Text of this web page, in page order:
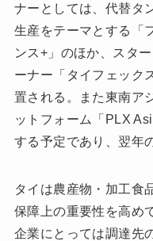
ナーとしては、代替タ
生産をテーマとする「
ンス+」のほか、スタ
ーナー「タイフェック
置される。また東南ア
ットフォーム「PLX
する予定であり、翌年
タイは農産物・加工食
保障上の重要性を高め
企業にとっては調達先